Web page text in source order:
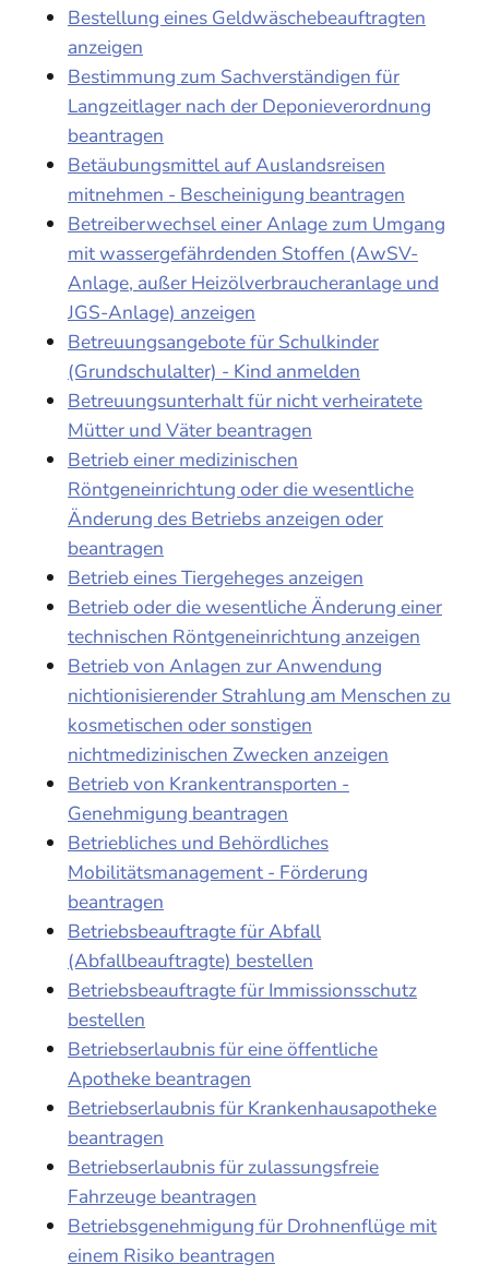
Bestellung eines Geldwäschebeauftragten
anzeigen
Bestimmung zum Sachverständigen für
Langzeitlager nach der Deponieverordnung
beantragen
Betäubungsmittel auf Auslandsreisen
mitnehmen - Bescheinigung beantragen
Betreiberwechsel einer Anlage zum Umgang
mit wassergefährdenden Stoffen (AwSV-
Anlage, außer Heizölverbraucheranlage und
JGS-Anlage) anzeigen
Betreuungsangebote für Schulkinder
(Grundschulalter) - Kind anmelden
Betreuungsunterhalt für nicht verheiratete
Mütter und Väter beantragen
Betrieb einer medizinischen
Röntgeneinrichtung oder die wesentliche
Änderung des Betriebs anzeigen oder
beantragen
Betrieb eines Tiergeheges anzeigen
Betrieb oder die wesentliche Änderung einer
technischen Röntgeneinrichtung anzeigen
Betrieb von Anlagen zur Anwendung
nichtionisierender Strahlung am Menschen zu
kosmetischen oder sonstigen
nichtmedizinischen Zwecken anzeigen
Betrieb von Krankentransporten -
Genehmigung beantragen
Betriebliches und Behördliches
Mobilitätsmanagement - Förderung
beantragen
Betriebsbeauftragte für Abfall
(Abfallbeauftragte) bestellen
Betriebsbeauftragte für Immissionsschutz
bestellen
Betriebserlaubnis für eine öffentliche
Apotheke beantragen
Betriebserlaubnis für Krankenhausapotheke
beantragen
Betriebserlaubnis für zulassungsfreie
Fahrzeuge beantragen
Betriebsgenehmigung für Drohnenflüge mit
einem Risiko beantragen